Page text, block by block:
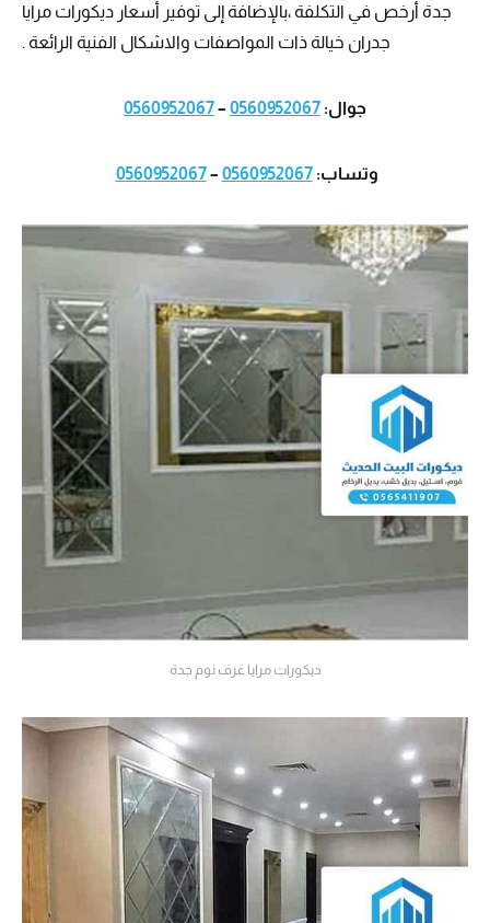
جدة أرخص في التكلفة ،بالإضافة إلى توفير أسعار ديكورات مرايا
جدران خيالة ذات المواصفات والاشكال الفنية الرائعة .
جوال: 0560952067
–
0560952067
وتساب:0560952067
–
0560952067
ديكورات مرايا غرف نوم جدة